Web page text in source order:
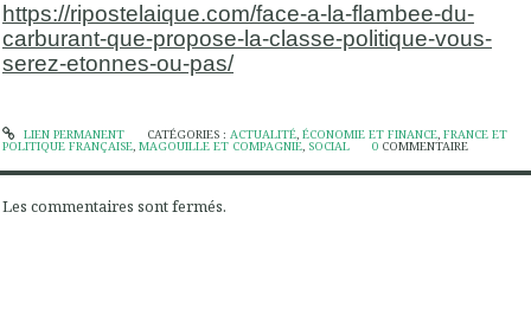
https://ripostelaique.com/face-a-la-flambee-du-
carburant-que-propose-la-classe-politique-vous-
serez-etonnes-ou-pas/
LIEN PERMANENT CATÉGORIES : ACTUALITÉ, ÉCONOMIE ET FINANCE, FRANCE ET
POLITIQUE FRANÇAISE, MAGOUILLE ET COMPAGNIE, SOCIAL 0 COMMENTAIRE
Les commentaires sont fermés.